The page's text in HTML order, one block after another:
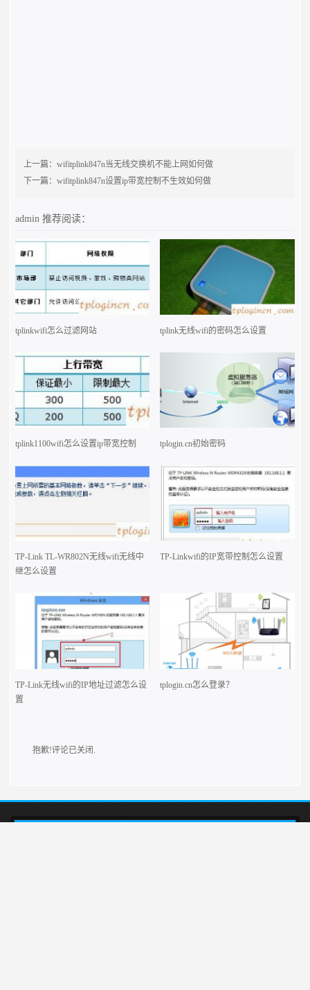
上一篇：wifitplink847n当无线交换机不能上网如何做
下一篇：wifitplink847n设置ip带宽控制不生效如何做
admin推荐阅读：
tplinkwifi怎么过滤网站 tplink无线wifi的密码怎么设置
tplink1100wifi怎么设置ip带宽控制 tplogin.cn初始密码
TP-Link TL-WR802N无线wifi无线中
继怎么设置
TP-Linkwifi的IP宽带控制怎么设置
TP-Link无线wifi的IP地址过滤怎么设
置
tplogin.cn怎么登录？
抱歉!评论已关闭.